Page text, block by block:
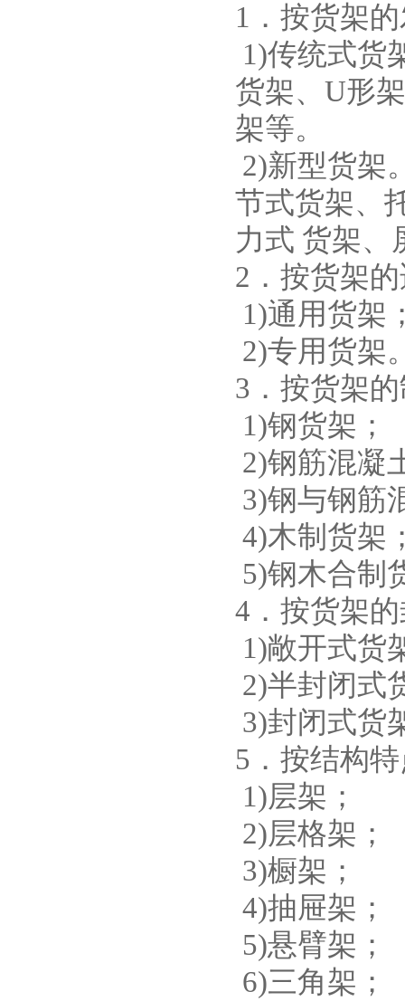
1．按货架
1)传统式货
货架、U形
架等。
2)新型货架
节式货架、
力式 货架
2．按货架
1)通用货
2)专用货架
3．按货架
1)钢货架；
2)钢筋混凝
3)钢与钢筋
4)木制货
5)钢木合制
4．按货架
1)敞开式
2)半封闭式
3)封闭式货
5．按结构
1)层架；
2)层格架；
3)橱架；
4)抽屉架；
5)悬臂架；
6)三角架；